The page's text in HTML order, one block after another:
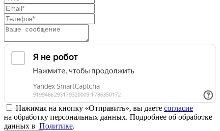
Нажимая на кнопку «Отправить», вы даете согласие
на обработку персональных данных. Подробнее об обработке
данных в Политике.